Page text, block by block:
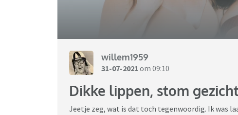
willem1959
31-07-2021 om 09:10
Dikke lippen, stom
Jeetje zeg, wat is dat toch tegenwoordig. Ik was